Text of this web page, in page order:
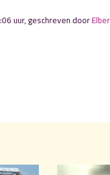
uur, geschreven door